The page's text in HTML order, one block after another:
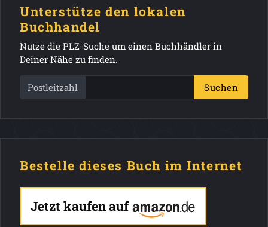
Unterstütze den lokalen
Buchhandel
Nutze die PLZ-Suche um einen Buchhändler in
Deiner Nähe zu finden.
Postleitzahl Suchen
Bestelle dieses Buch im Internet
Jetzt kaufen auf